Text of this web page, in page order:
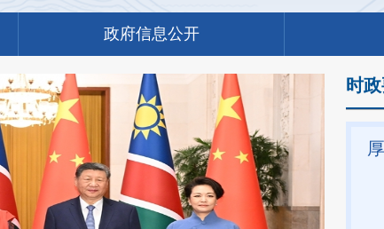
政府信息公开
时